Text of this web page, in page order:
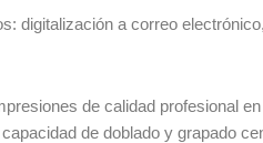
digitalización a correo
de calidad profesional
de doblado y grapado